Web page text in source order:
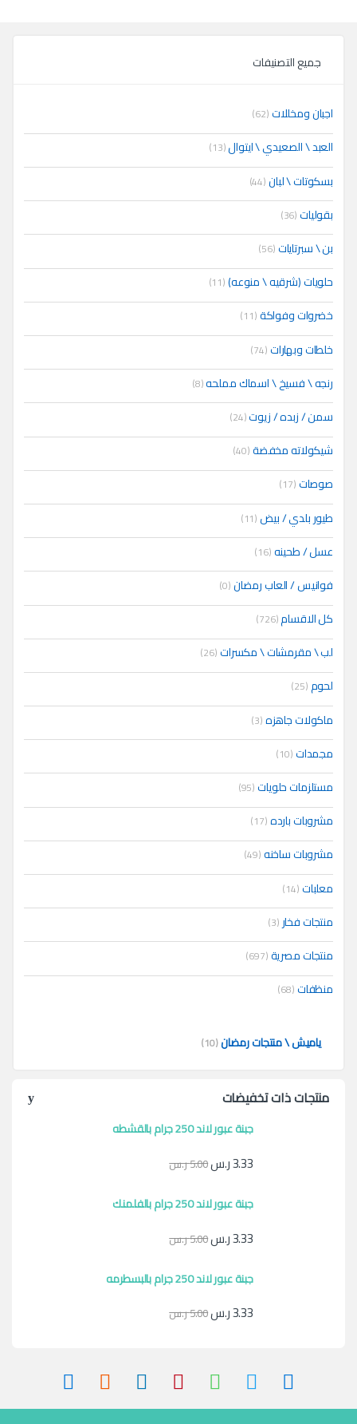
جميع التصنيفات
اجبان ومخللات(62)
العبد \ الصعيدي \ ايتوال(13)
بسكوتات \ لبان(44)
بقوليات(36)
بن \ سبرتايات(56)
حلويات (شرقيه \ منوعه)(11)
خضروات وفواكة(11)
خلطات وبهارات(74)
رنجه \ فسيخ \ اسماك مملحه(8)
سمن / زبده / زيوت(24)
شيكولاته مخفضة(40)
صوصات(17)
طيور بلدي / بيض(11)
عسل / طحينه(16)
فوانيس / العاب رمضان(0)
كل الاقسام(726)
لب \ مقرمشات \ مكسرات(26)
لحوم(25)
ماكولات جاهزه(3)
مجمدات(10)
مستلزمات حلويات(95)
مشروبات بارده(17)
مشروبات ساخنه(49)
معلبات(14)
منتجات فخار (3)
منتجات مصرية(697)
منظفات(68)
ياميش \ منتجات رمضان(10)
منتجات ذات تخفيضات
جبنة عبور لاند 250 جرام بالقشطه
3.33ر.س5.00ر.س
جبنة عبور لاند 250 جرام بالفلمنك
3.33ر.س5.00ر.س
جبنة عبور لاند 250 جرام بالبسطرمه
3.33ر.س5.00ر.س